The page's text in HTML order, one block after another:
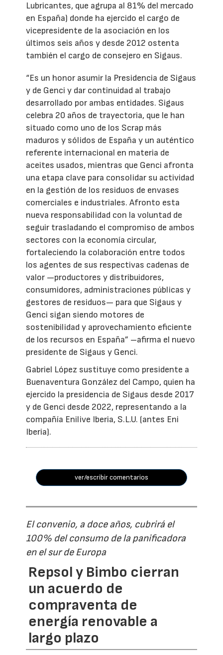
Lubricantes, que agrupa al 81% del mercado
en España) donde ha ejercido el cargo de
vicepresidente de la asociación en los
últimos seis años y desde 2012 ostenta
también el cargo de consejero en Sigaus.
“Es un honor asumir la Presidencia de Sigaus
y de Genci y dar continuidad al trabajo
desarrollado por ambas entidades. Sigaus
celebra 20 años de trayectoria, que le han
situado como uno de los Scrap más
maduros y sólidos de España y un auténtico
referente internacional en materia de
aceites usados, mientras que Genci afronta
una etapa clave para consolidar su actividad
en la gestión de los residuos de envases
comerciales e industriales. Afronto esta
nueva responsabilidad con la voluntad de
seguir trasladando el compromiso de ambos
sectores con la economía circular,
fortaleciendo la colaboración entre todos
los agentes de sus respectivas cadenas de
valor —productores y distribuidores,
consumidores, administraciones públicas y
gestores de residuos— para que Sigaus y
Genci sigan siendo motores de
sostenibilidad y aprovechamiento eficiente
de los recursos en España” –afirma el nuevo
presidente de Sigaus y Genci.
Gabriel López sustituye como presidente a
Buenaventura González del Campo, quien ha
ejercido la presidencia de Sigaus desde 2017
y de Genci desde 2022, representando a la
compañía Enilive Iberia, S.L.U. (antes Eni
Iberia).
ver/escribir comentarios
El convenio, a doce años, cubrirá el
100% del consumo de la panificadora
en el sur de Europa
Repsol y Bimbo cierran
un acuerdo de
compraventa de
energía renovable a
largo plazo